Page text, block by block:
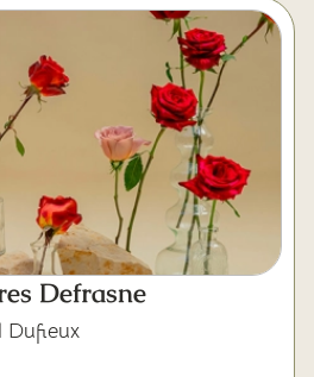
Defrasne
Dufieux